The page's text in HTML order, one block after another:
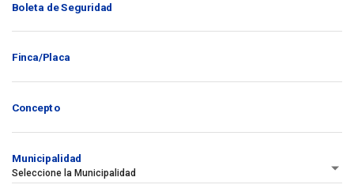
Boleta de Seguridad
Finca/Placa
Concepto
Seleccione la Municipalidad
Municipalidad